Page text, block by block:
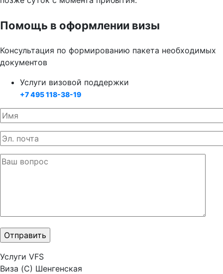
Помощь в оформлении визы
Консультация по формированию пакета необходимых
документов
Услуги визовой поддержки
+7 495 118-38-19
Услуги VFS
Виза (C) Шенгенская